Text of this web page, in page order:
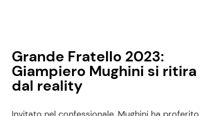
Grande Fratello 2023:
Giampiero Mughini si ritira
dal reality